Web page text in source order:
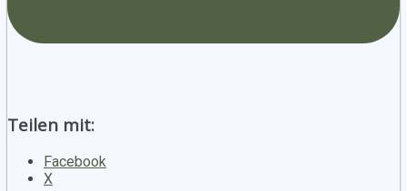
Teilen mit:
Facebook
X